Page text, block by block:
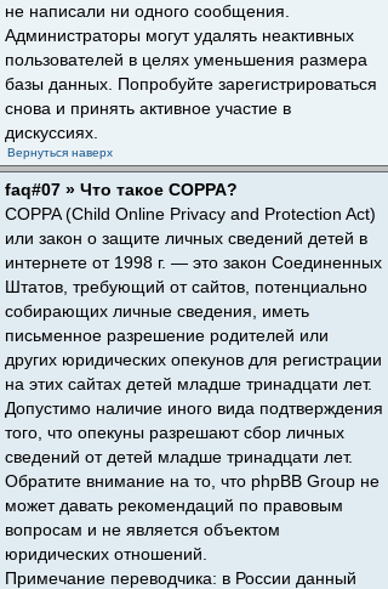
не написали ни одного сообщения.
Администраторы могут удалять неактивных
пользователей в целях уменьшения размера
базы данных. Попробуйте зарегистрироваться
снова и принять активное участие в
дискуссиях.
Вернуться наверх
faq#07 » Что такое COPPA?
COPPA (Child Online Privacy and Protection Act)
или закон о защите личных сведений детей в
интернете от 1998 г. — это закон Соединенных
Штатов, требующий от сайтов, потенциально
собирающих личные сведения, иметь
письменное разрешение родителей или
других юридических опекунов для регистрации
на этих сайтах детей младше тринадцати лет.
Допустимо наличие иного вида подтверждения
того, что опекуны разрешают сбор личных
сведений от детей младше тринадцати лет.
Обратите внимание на то, что phpBB Group не
может давать рекомендаций по правовым
вопросам и не является объектом
юридических отношений.
Примечание переводчика: в России данный